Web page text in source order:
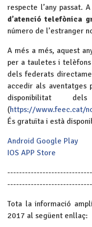
respecte l’any passat.
d’atenció telefònica
número de l’estranger
A més a més, aquest
per a tauletes i
dels federats
accedir als
disponibilitat
(https://www.feec.cat/
És gratuïta i està
Android Google Play
IOS APP Store
Tota la informació
2017 al següent enllaç: